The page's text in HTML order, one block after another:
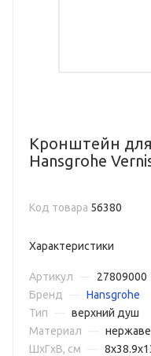
Кронштейн
Hansgrohe
Код товара 56380
Характеристики
Артикул
27809000
Бренд
Hansgrohe
Тип
верхний душ
Материал
ШxГxВ, см